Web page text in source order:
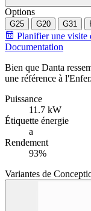
Options
G25 G20 G31
Planifier une visite
Documentation
Bien que Danta
une référence à
Puissance
11.7 kW
Étiquette énergie
a
Rendement
93%
Variantes de